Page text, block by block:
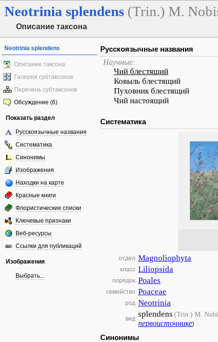
Neotrinia splendens (Trin.) M.
Описание таксона
Neotrinia splendens
Описание таксона
Галерея субтаксонов
Перечень субтаксонов
Обсуждение (6)
Показать раздел
Русскоязычные названия
Систематика
Синонимы
Изображения
Находки на карте
Красные книги
Флористические списки
Ключевые признаки
Веб-ресурсы
Ссылки для публикаций
Изображения
Выбрать...
Русскоязычные названия
Научные:
Чий блестящий
Ковыль блестящий
Пуховник блестящий
Чий настоящий
Систематика
отдел Magnoliophyta
класс Liliopsida
порядок Poales
семейство Poaceae
род Neotrinia
вид splendens (Trin.) M.
первоисточнике)
Синонимы